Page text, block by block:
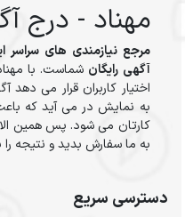
مهناد - درج
مرجع نیازمندی های سراسر
آگهی رایگان شماست. با
اختیار کاربران قرار می
به نمایش در می آید که
کارتان می شود. پس همین
به ما سفارش بدید و نتیجه را
دسترسی سریع